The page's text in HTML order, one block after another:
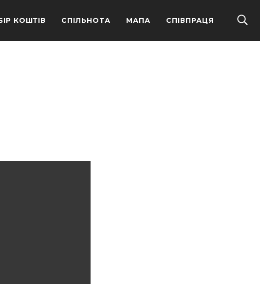
КОШТІВ СПІЛЬНОТА МАПА СПІВПРАЦЯ